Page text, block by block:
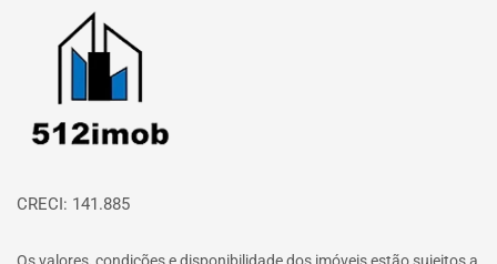
Página inicial
CRECI: 141.885
Os valores, condições e disponibilidade dos imóveis estão sujeitos a